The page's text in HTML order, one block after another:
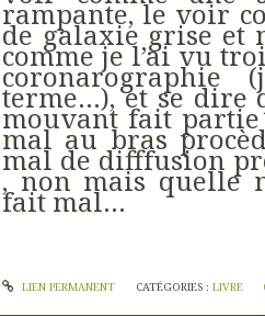
rampante, le voir
de galaxie grise et
comme je l’ai vu
terme…), et se dire
mouvant fait
mal au bras
mal de difffusion
, non mais quelle
fait mal…
LIEN PERMANENT CATÉGORIES : LIVRE